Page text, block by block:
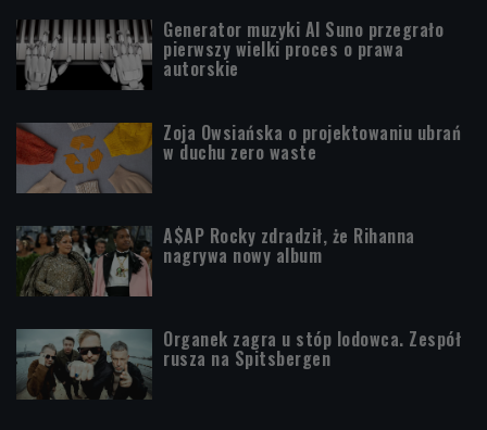
Generator muzyki AI Suno przegrało
pierwszy wielki proces o prawa
autorskie
Zoja Owsiańska o projektowaniu ubrań
w duchu zero waste
A$AP Rocky zdradził, że Rihanna
nagrywa nowy album
Organek zagra u stóp lodowca. Zespół
rusza na Spitsbergen